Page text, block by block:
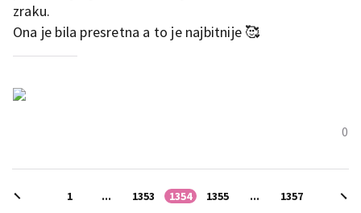
zraku.
Ona je bila presretna a to je najbitnije 🥰
0
1 ... 1353 1354 1355 ... 1357